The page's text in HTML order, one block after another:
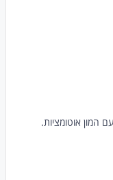
המון אוטומציות.